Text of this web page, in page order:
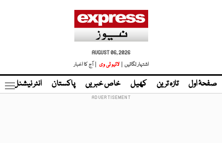
AUGUST 06, 2026
اشتہار لگائیں |
لائیو ٹی وی | آج کا اخبار
صفحۂ اول تازہ ترین کھیل خاص خبریں پاکستان انٹر نیشنل